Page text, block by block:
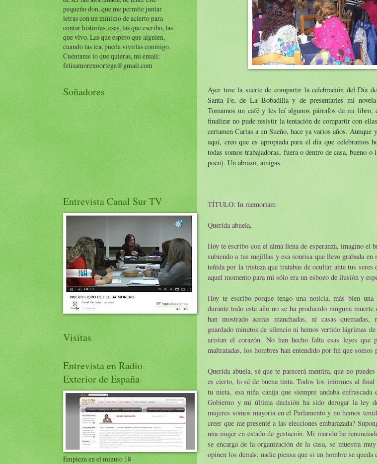
Ayer tuve la suerte de compartir la celebración del Día
Santa Fe, de La Bobadilla y de presentarles mi
Tomamos un café y les leí algunos párrafos de mi libro,
finalizar no pude resistir la tentación de compartir con
certamen Cartas a un Sueño, hace ya varios años.
aquí, creo que es apropiada para el día que celebramos
todas somos trabajadoras, fuera o dentro de casa, bueno
poco). Un abrazo, amigas.
TÍTULO: In memoriam
Querida abuela,
Hoy te escribo con el alma llena de esperanza, imagino
subiendo a tus mejillas y esa sonrisa que llevo grabada
teñida por la tristeza que tratabas de ocultar ante tus
aquel momento para mi sólo era un esbozo de ilusión y
Hoy te escribo porque tengo una noticia, más bien
durante todo este año no se ha producido ninguna
han mostrado aceras manchadas, ni casas
guardado minutos de silencio ni hemos vertido lágrimas
aristan el corazón. No han hecho falta esas leyes que
maltratadas, los hombres han entendido por fin que somos
Querida abuela, sé que te parecerá mentira, que no
es cierto, lo sé de buena tinta. Todos los informes al
tu nieta, esa niña canija que siempre andaba
Gobierno y mi última decisión ha sido derogar la ley
mujeres somos mayoría en el Parlamento y no hemos
creer que me presenté a las elecciones embarazada?
una mujer en estado de gestación. Mi marido ha
se encarga de la organización de la casa, se muestra
opinen los demás, nadie piensa que si un hombre se queda
pequeño don, que me permite juntar
letras con un mínimo de acierto para
contar historias, esas, las que escribo, las
que vivo. Las que espero que alguien,
cuando las lea, pueda vivirlas conmigo.
Cuéntame lo que quieras, mi email:
felisamorenoortega@gmail.com
Soñadores
Entrevista Canal Sur TV
Visitas
Entrevista en Radio
Exterior de España
Empieza en el minuto 18